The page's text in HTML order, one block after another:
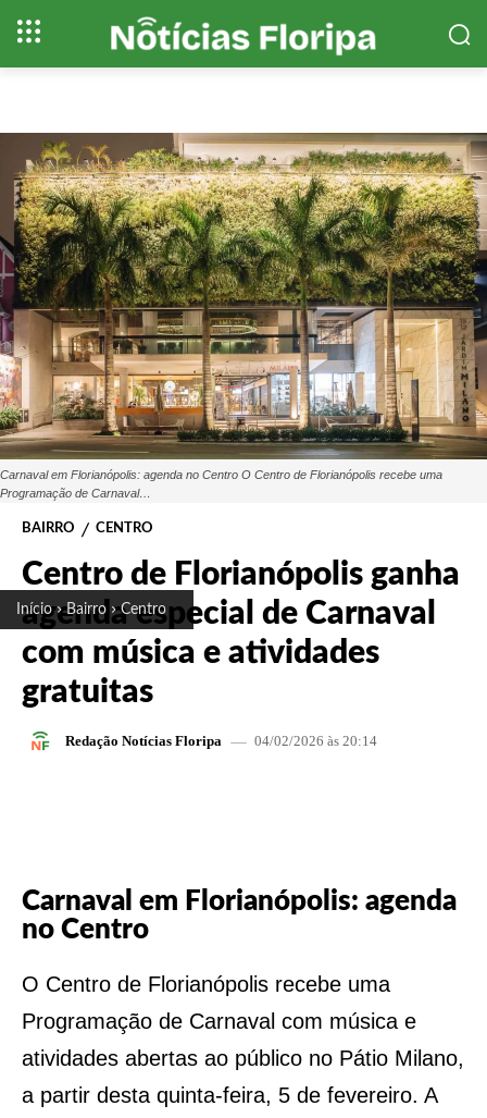
Início Bairro Centro
Carnaval em Florianópolis: agenda no Centro O Centro de Florianópolis recebe uma
Programação de Carnaval…
BAIRRO CENTRO
Centro de Florianópolis ganha
agenda especial de Carnaval
com música e atividades
gratuitas
Redação Notícias Floripa 04/02/2026 às 20:14
Carnaval em Florianópolis: agenda
no Centro
O Centro de Florianópolis recebe uma
Programação de Carnaval com música e
atividades abertas ao público no Pátio Milano,
a partir desta quinta-feira, 5 de fevereiro. A